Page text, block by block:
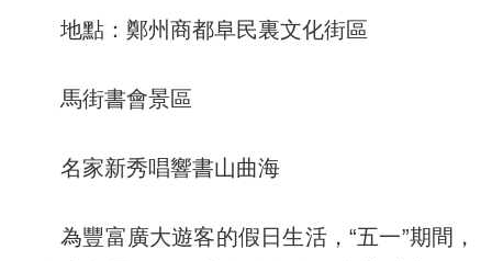
地點：鄭州商都阜民裏文化街區
馬街書會景區
名家新秀唱響書山曲海
為豐富廣大遊客的假日生活，“五一”期間，